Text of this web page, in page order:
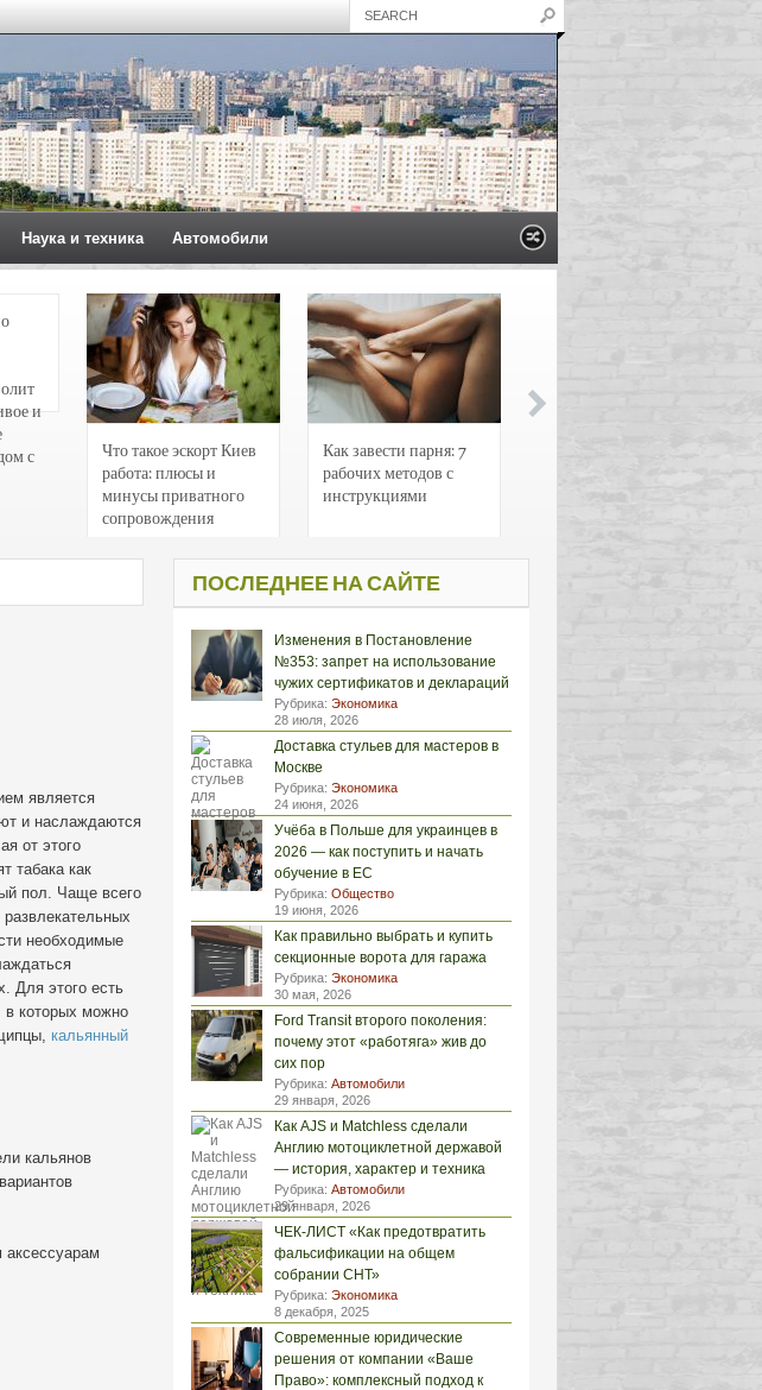
Наука и техника Автомобили
и
с
Что такое эскорт Киев
работа: плюсы и
минусы приватного
сопровождения
Как завести парня: 7
рабочих методов с
инструкциями
является
и наслаждаются
от этого
табака как
пол. Чаще всего
необходимые
Для этого есть
в которых можно
кальянный
кальянов
ПОСЛЕДНЕЕ НА САЙТЕ
Изменения в Постановление
№353: запрет на использование
чужих сертификатов и деклараций
Рубрика: Экономика
28 июля, 2026
Доставка стульев для мастеров в
Москве
Рубрика: Экономика
24 июня, 2026
Учёба в Польше для украинцев в
2026 — как поступить и начать
обучение в ЕС
Рубрика: Общество
19 июня, 2026
Как правильно выбрать и купить
секционные ворота для гаража
Рубрика: Экономика
30 мая, 2026
Ford Transit второго поколения:
почему этот «работяга» жив до
сих пор
Рубрика: Автомобили
29 января, 2026
Как AJS и Matchless сделали
Англию мотоциклетной державой
— история, характер и техника
Рубрика: Автомобили
29 января, 2026
ЧЕК-ЛИСТ «Как предотвратить
фальсификации на общем
собрании СНТ»
Рубрика: Экономика
8 декабря, 2025
Современные юридические
решения от компании «Ваше
Право»: комплексный подход к